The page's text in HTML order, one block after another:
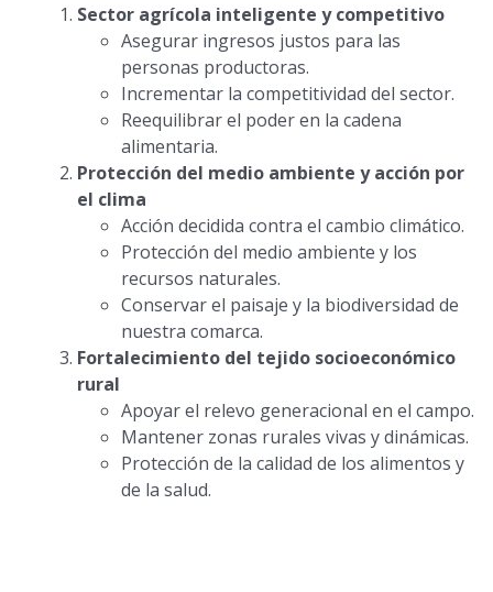
Sector agrícola inteligente y competitivo
Asegurar ingresos justos para las
personas productoras.
Incrementar la competitividad del sector.
Reequilibrar el poder en la cadena
alimentaria.
Protección del medio ambiente y acción por
el clima
Acción decidida contra el cambio climático.
Protección del medio ambiente y los
recursos naturales.
Conservar el paisaje y la biodiversidad de
nuestra comarca.
Fortalecimiento del tejido socioeconómico
rural
Apoyar el relevo generacional en el campo.
Mantener zonas rurales vivas y dinámicas.
Protección de la calidad de los alimentos y
de la salud.